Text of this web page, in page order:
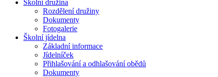
Školní družina
Rozdělení družiny
Dokumenty
Fotogalerie
Školní jídelna
Základní informace
Jídelníček
Přihlašování a odhlašování obědů
Dokumenty